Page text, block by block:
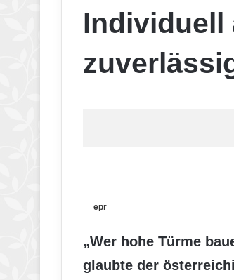
Individuell
epr
„Wer hohe Türme
glaubte der